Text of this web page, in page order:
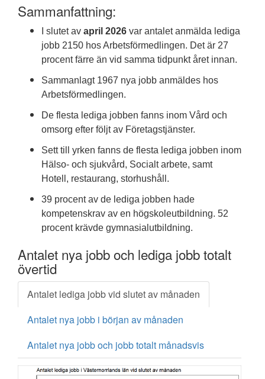
Sammanfattning:
I slutet av april 2026 var antalet anmälda lediga
jobb 2150 hos Arbetsförmedlingen. Det är 27
procent färre än vid samma tidpunkt året innan.
Sammanlagt 1967 nya jobb anmäldes hos
Arbetsförmedlingen.
De flesta lediga jobben fanns inom Vård och
omsorg efter följt av Företagstjänster.
Sett till yrken fanns de flesta lediga jobben inom
Hälso- och sjukvård, Socialt arbete, samt
Hotell, restaurang, storhushåll.
39 procent av de lediga jobben hade
kompetenskrav av en högskoleutbildning. 52
procent krävde gymnasialutbildning.
Antalet nya jobb och lediga jobb totalt
övertid
Antalet lediga jobb vid slutet av månaden
Antalet nya jobb i början av månaden
Antalet nya jobb och jobb totalt månadsvis